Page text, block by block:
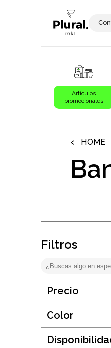
Artículos
promocionales
Bolígrafos
Ecológicos
Regalos
Llaveros
HOME
Filtros
Precio
Hasta:
Color
Elegir todo